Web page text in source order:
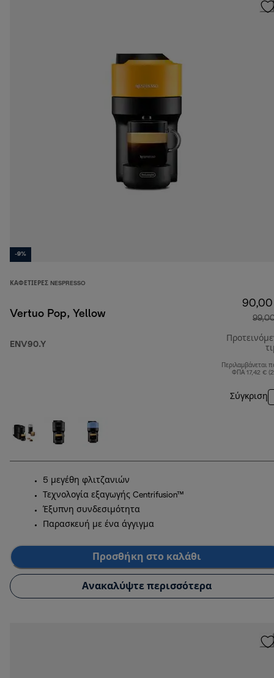
-9%
ΚΑΦΕΤΙΈΡΕΣ NESPRESSO
Vertuo Pop, Yellow
ENV90.Y
Περιλαμβάνεται
ΦΠΑ 17,42 €
Σύγκριση
5 μεγέθη φλιτζανιών
Τεχνολογία εξαγωγής Centrifusion™
Έξυπνη συνδεσιμότητα
Παρασκευή με ένα άγγιγμα
Προσθήκη στο καλάθι
Ανακαλύψτε περισσότερα